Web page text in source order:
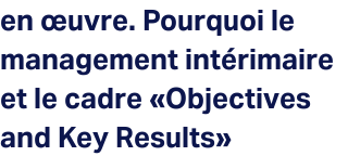
en œuvre. Pourquoi le
management intérimaire
et le cadre «Objectives
and Key Results»